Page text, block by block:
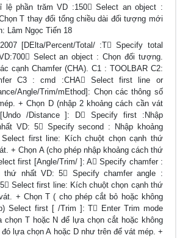
lệ phần trăm VD :150 Select an object :
T thay đổi tổng chiều dài đối tượng mới
Lâm Ngọc Tiến 18
[DElta/Percent/Total/ :T Specify total
Select an object : Chọn đối tượng.
cạnh Chamfer (CHA). C1 : TOOLBAR C2:
C3 : cmd :CHA Select first line or
Angle/Trim/mEthod]: Chọn các thông số
+ Chọn D (nhập 2 khoảng cách cần vát
/Distance ]: D Specify first :Nhập
VD: 5 Specify second : Nhập khoảng
first line: Kích chuột chọn cạnh thứ
+ Chọn A (cho phép nhập khoảng cách thứ
first [Angle/Trim/ ]: A Specify chamfer :
thứ nhất VD: 5 Specify chamfer angle :
Select first line: Kích chuột chọn cạnh thứ
+ Chọn T ( cho phép cắt bỏ hoặc không
Select first [ /Trim ]: T Enter Trim mode
chọn T hoặc N để lựa chọn cắt hoặc không
lựa chọn A hoặc D như trên để vát mép. +